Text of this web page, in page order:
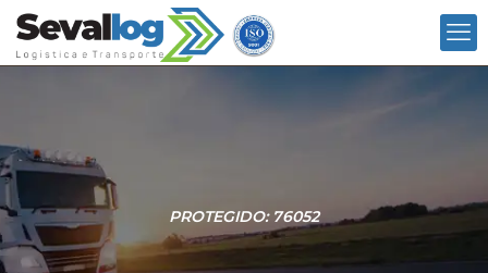
PROTEGIDO: 76052